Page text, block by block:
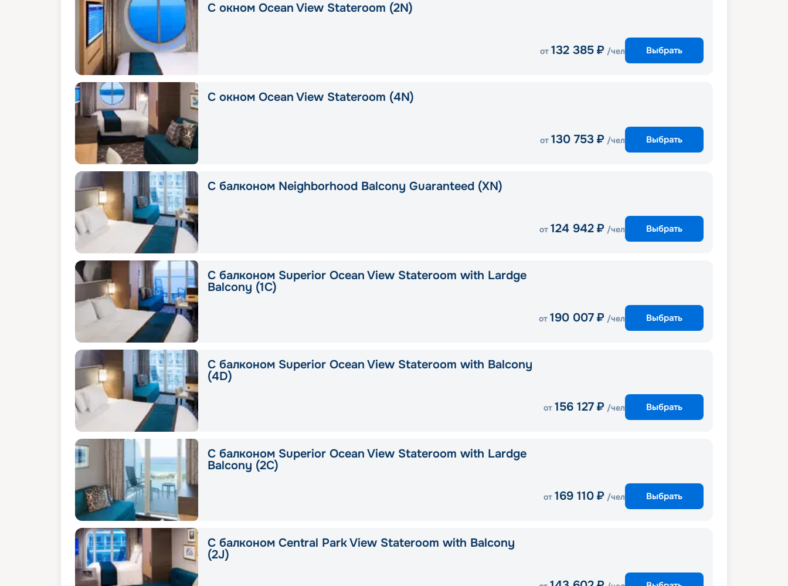
С окном Ocean View Stateroom (2N)
от 132 385 ₽ /чел Выбрать
С окном Ocean View Stateroom (4N)
от 130 753 ₽ /чел Выбрать
С балконом Neighborhood Balcony Guaranteed (XN)
от 124 942 ₽ /чел Выбрать
С балконом Superior Ocean View Stateroom with Lardge
Balcony (1C)
от 190 007 ₽ /чел Выбрать
С балконом Superior Ocean View Stateroom with Balcony
(4D)
от 156 127 ₽ /чел Выбрать
С балконом Superior Ocean View Stateroom with Lardge
Balcony (2C)
от 169 110 ₽ /чел Выбрать
С балконом Central Park View Stateroom with Balcony
(2J)